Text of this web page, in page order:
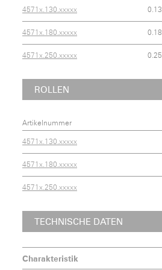
4571x.130.xxxxx 0.13
4571x.180.xxxxx 0.18
4571x.250.xxxxx 0.25
ROLLEN
Artikelnummer
4571x.130.xxxxx
4571x.180.xxxxx
4571x.250.xxxxx
TECHNISCHE DATEN
Charakteristik